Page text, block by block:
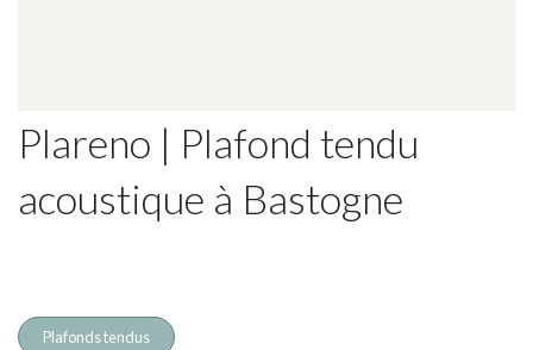
Plareno | Plafond tendu
acoustique à Bastogne
Plafonds tendus